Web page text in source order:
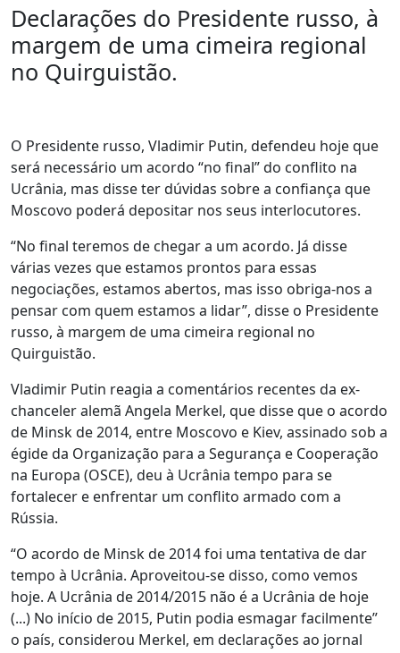
Declarações do Presidente russo, à
margem de uma cimeira regional
no Quirguistão.
O Presidente russo, Vladimir Putin, defendeu hoje que
será necessário um acordo “no final” do conflito na
Ucrânia, mas disse ter dúvidas sobre a confiança que
Moscovo poderá depositar nos seus interlocutores.
“No final teremos de chegar a um acordo. Já disse
várias vezes que estamos prontos para essas
negociações, estamos abertos, mas isso obriga-nos a
pensar com quem estamos a lidar”, disse o Presidente
russo, à margem de uma cimeira regional no
Quirguistão.
Vladimir Putin reagia a comentários recentes da ex-
chanceler alemã Angela Merkel, que disse que o acordo
de Minsk de 2014, entre Moscovo e Kiev, assinado sob a
égide da Organização para a Segurança e Cooperação
na Europa (OSCE), deu à Ucrânia tempo para se
fortalecer e enfrentar um conflito armado com a
Rússia.
“O acordo de Minsk de 2014 foi uma tentativa de dar
tempo à Ucrânia. Aproveitou-se disso, como vemos
hoje. A Ucrânia de 2014/2015 não é a Ucrânia de hoje
(...) No início de 2015, Putin podia esmagar facilmente”
o país, considerou Merkel, em declarações ao jornal